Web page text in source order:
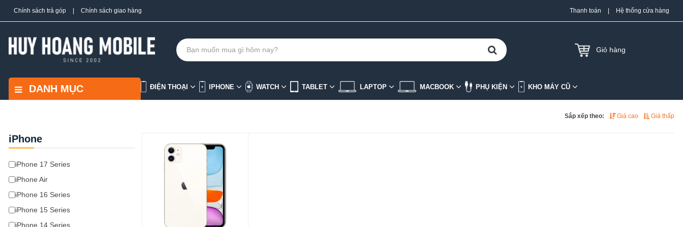
Chính sách trả góp Chính sách giao hàng Thanh toán Hệ thống cửa hàng
Giỏ hàng
DANH MỤC ĐIỆN THOẠI IPHONE WATCH TABLET LAPTOP MACBOOK PHỤ KIỆN KHO MÁY CŨ
Sắp xếp theo: Giá cao Giá thấp
iPhone
iPhone 17 Series
iPhone Air
iPhone 16 Series
iPhone 15 Series
iPhone 14 Series